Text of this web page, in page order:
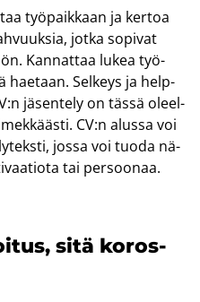
työ­paik­kaan ja ker­toa
jotka so­pi­vat
Kan­nat­taa lukea työ­
hae­taan. Sel­keys ja help­
jä­sen­te­ly on tässä oleel­
CV:n alus­sa voi
jossa voi tuoda nä­
tai per­soo­naa.
sitä ko­ros­